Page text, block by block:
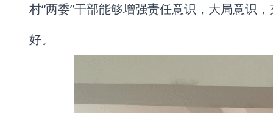
村“两委”干部能够增强责任意识，大局意识
好。